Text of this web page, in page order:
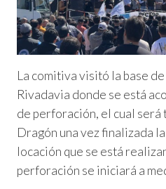
La comitiva visitó la base
Rivadavia donde se está
de perforación, el cual
Dragón una vez finalizada
locación que se está
perforación se iniciará a